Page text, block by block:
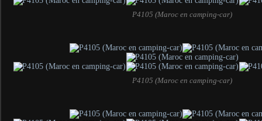
P4105 (Maroc en camping-car)
P4105 (Maroc en camping-car)